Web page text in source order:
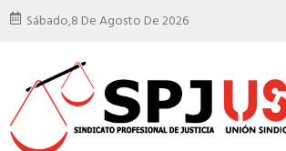
Sábado,8 De Agosto De 2026